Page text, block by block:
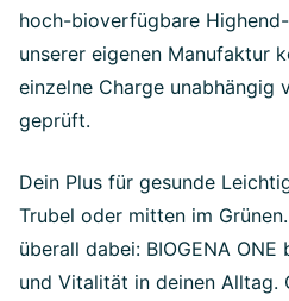
hoch-bioverfügbare
unserer eigenen Manufaktur
einzelne Charge unabhängig
geprüft.
Dein Plus für gesunde
Trubel oder mitten im
überall dabei: BIOGENA
und Vitalität in deinen Alltag.